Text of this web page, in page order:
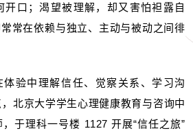
开口；渴望被理解，却又害怕袒露自
常在依赖与独立、主动与被动之间徘
体验中理解信任、觉察关系、学习沟
北京大学学生心理健康教育与咨询中
于理科一号楼 1127 开展“信任之旅”